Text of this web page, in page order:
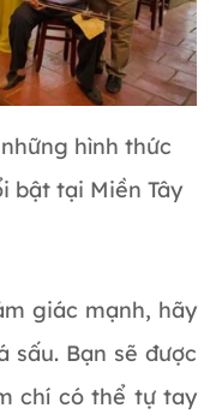
hình thức
bật tại Miền Tây
giác mạnh, hãy
sấu. Bạn sẽ được
chí có thể tự tay